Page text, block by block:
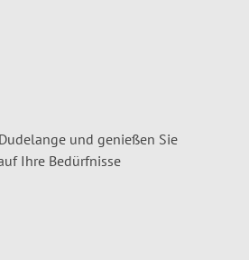
und genießen Sie
Ihre Bedürfnisse